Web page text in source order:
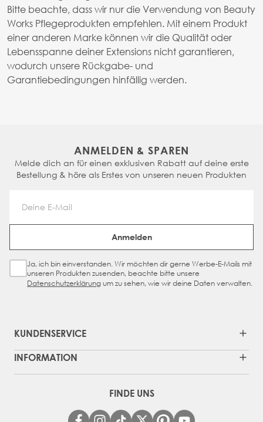
Bitte beachte, dass wir nur die Verwendung von Beauty
Works Pflegeprodukten empfehlen. Mit einem Produkt
einer anderen Marke können wir die Qualität oder
Lebensspanne deiner Extensions nicht garantieren,
wodurch unsere Rückgabe- und
Garantiebedingungen hinfällig werden.
ANMELDEN & SPAREN
Melde dich an für einen exklusiven Rabatt auf deine erste
Bestellung & höre als Erstes von unseren neuen Produkten
Email Address
Anmelden
Sign Up Checkbox
Ja, ich bin einverstanden. Wir möchten dir gerne Werbe-E-Mails mit
unseren Produkten zusenden, beachte bitte unsere
Datenschutzerklärungum zu sehen, wie wir deine Daten verwalten.
KUNDENSERVICE
INFORMATION
FINDE UNS